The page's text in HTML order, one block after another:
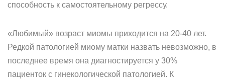
способность к самостоятельному регрессу.
«Любимый» возраст миомы приходится на 20-40 лет.
Редкой патологией миому матки назвать невозможно, в
последнее время она диагностируется у 30%
пациенток с гинекологической патологией. К